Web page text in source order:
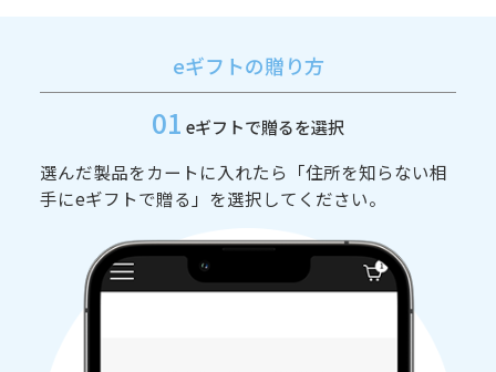
eギフトの贈り方
01 eギフトで贈るを選択
選んだ製品をカートに入れたら「住所を知らない相
手にeギフトで贈る」を選択してください。